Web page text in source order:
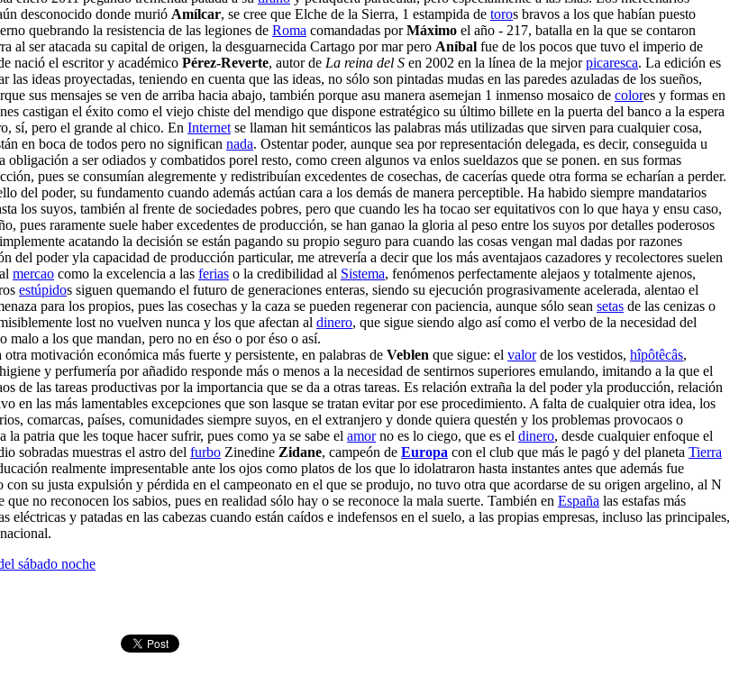
desconocido donde murió Amílcar, se cree que Elche de la Sierra, 1 estampida de toros bravos a los que habían puesto
quebrando la resistencia de las legiones de Roma comandadas porMáximo el año - 217, batalla en la que se contaron
al ser atacada su capital de origen, la desguarnecida Cartago por mar pero Aníbal fue de los pocos que tuvo el imperio de
nació el escritor y académico Pérez-Reverte, autor de La reina del S en 2002 en la línea de la mejorpicaresca. La edición es
ideas proyectadas, teniendo en cuenta que las ideas, no sólo son pintadas mudas en las paredes azuladas de los sueños,
sus mensajes se ven de arriba hacia abajo, también porque asu manera asemejan 1 inmenso mosaico de colores y formas en
castigan el éxito como el viejo chiste del mendigo que dispone estratégico su último billete en la puerta del banco a la espera
sí, pero el grande al chico. En Internet se llaman hit semánticos las palabras más utilizadas que sirven para cualquier cosa,
en boca de todos pero no significan nada. Ostentar poder, aunque sea por representación delegada, es decir, conseguida u
a ser odiados y combatidos porel resto, como creen algunos va enlos sueldazos que se ponen. en sus formas
pues se consumían alegremente y redistribuían excedentes de cosechas, de cacerías quede otra forma se echarían a perder.
del poder, su fundamento cuando además actúan cara a los demás de manera perceptible. Ha habido siempre mandatarios
los suyos, también al frente de sociedades pobres, pero que cuando les ha tocao ser equitativos con lo que haya y ensu caso,
pues raramente suele haber excedentes de producción, se han ganao la gloria al peso entre los suyos por detalles poderosos
acatando la decisión se están pagando su propio seguro para cuando las cosas vengan mal dadas por razones
poder yla capacidad de producción particular, me atrevería a decir que los más aventajaos cazadores y recolectores suelen
mercao como la excelencia a las ferias o la credibilidad al Sistema, fenómenos perfectamente alejaos y totalmente ajenos,
estúpidos siguen quemando el futuro de generaciones enteras, siendo su ejecución prograsivamente acelerada, alentao el
para los propios, pues las cosechas y la caza se pueden regenerar con paciencia, aunque sólo sean setas de las cenizas o
lost no vuelven nunca y los que afectan al dinero, que sigue siendo algo así como el verbo de la necesidad del
a los que mandan, pero no en éso o por éso o así.
motivación económica más fuerte y persistente, en palabras de Veblen que sigue: el valorde los vestidos, hîpôtêcâs,
y perfumería por añadido responde más o menos a la necesidad de sentirnos superiores emulando, imitando a la que el
de las tareas productivas por la importancia que se da a otras tareas. Es relación extraña la del poder yla producción, relación
en las más lamentables excepciones que son lasque se tratan evitar por ese procedimiento. A falta de cualquier otra idea, los
comarcas, países, comunidades siempre suyos, en el extranjero y donde quiera questén y los problemas provocaos o
la patria que les toque hacer sufrir, pues como ya se sabe el amorno es lo ciego, que es el dinero, desde cualquier enfoque el
sobradas muestras el astro del furbo Zinedine Zidane, campeón de Europa con el club que más le pagó y del planeta Tierra
realmente impresentable ante los ojos como platos de los que lo idolatraron hasta instantes antes que además fue
su justa expulsión y pérdida en el campeonato en el que se produjo, no tuvo otra que acordarse de su origen argelino, al N
no reconocen los sabios, pues en realidad sólo hay o se reconoce la mala suerte. También en España las estafas más
y patadas en las cabezas cuando están caídos e indefensos en el suelo, a las propias empresas, incluso las principales,
sábado noche